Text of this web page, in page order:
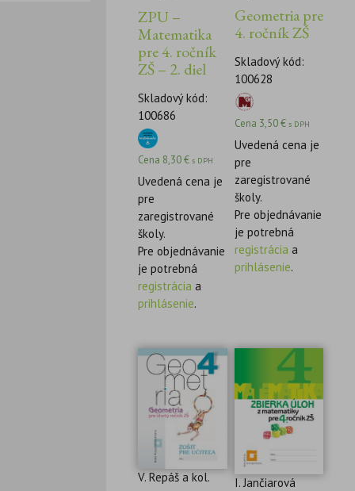
ZPU –
Matematika
pre 4. ročník
ZŠ – 2. diel
Skladový kód:
100686
Cena 8,30€ s DPH
Uvedená cena je
pre
zaregistrované
školy.
Pre objednávanie
je potrebná
registrácia a
prihlásenie.
Geometria pre
4. ročník ZŠ
Skladový kód:
100628
Cena 3,50€ s DPH
Uvedená cena je
pre
zaregistrované
školy.
Pre objednávanie
je potrebná
registrácia a
prihlásenie.
V. Repáš a kol. I. Jančiarová